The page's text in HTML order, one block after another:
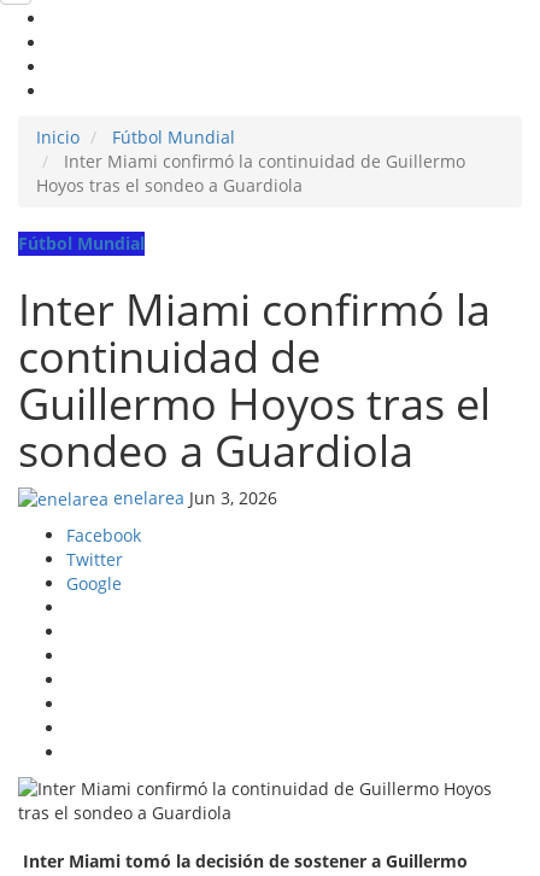
Inicio
Fútbol Mundial
Inter Miami confirmó la continuidad de Guillermo
Hoyos tras el sondeo a Guardiola
Fútbol Mundial
Inter Miami confirmó la
continuidad de
Guillermo Hoyos tras el
sondeo a Guardiola
enelarea Jun 3, 2026
Facebook
Twitter
Google
Inter Miami tomó la decisión de sostener a Guillermo